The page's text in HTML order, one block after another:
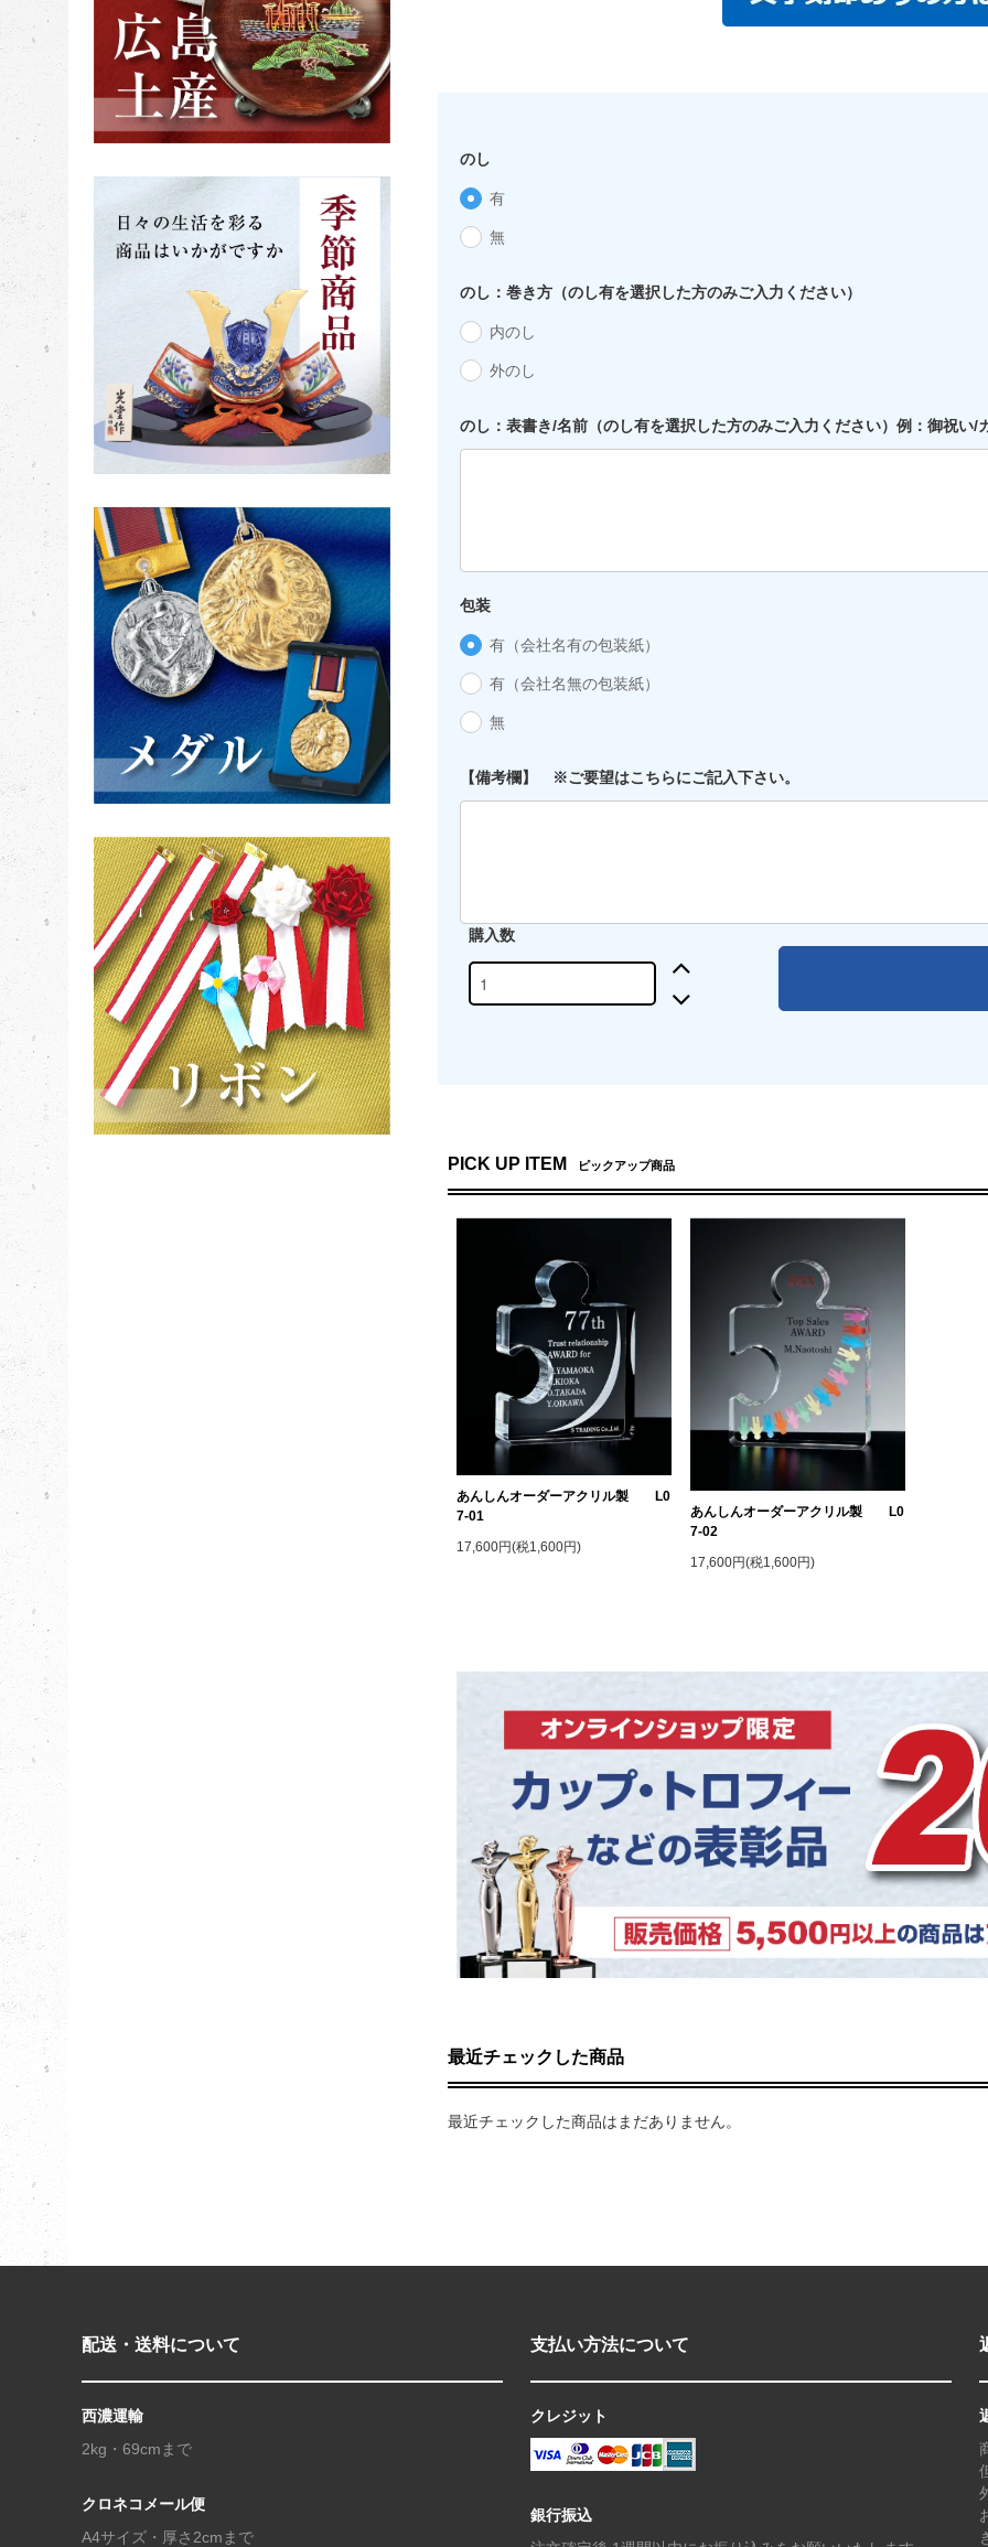
のし
有
無
のし：巻き方（のし有を選択した方のみご入力ください）
内のし
外のし
のし：表書き/名前（のし有を選択した方のみご入力ください）例：御祝い/
包装
有（会社名有の包装紙）
有（会社名無の包装紙）
無
【備考欄】 ※ご要望はこちらにご記入下さい。
購入数
PICK UP ITEM ピックアップ商品
あんしんオーダーアクリル製 L0
7-01
17,600円(税1,600円)
あんしんオーダーアクリル製 L0
7-02
17,600円(税1,600円)
最近チェックした商品
最近チェックした商品はまだありません。
配送・送料について
西濃運輸
2kg・69cmまで
クロネコメール便
A4サイズ・厚さ2cmまで
支払い方法について
クレジット
銀行振込